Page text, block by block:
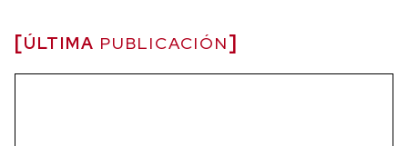
ÚLTIMA PUBLICACIÓN